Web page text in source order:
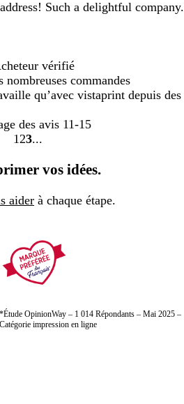
Such a delightful company.
vérifié
commandes
qu’avec vistaprint depuis des
des avis 11-15
aller
la
1
1 aller
la
2
2 aller
la
3
3
vos idées.
aider à chaque étape.
*Étude OpinionWay – 1 014 Répondants – Mai 2025 –
Catégorie impression en ligne